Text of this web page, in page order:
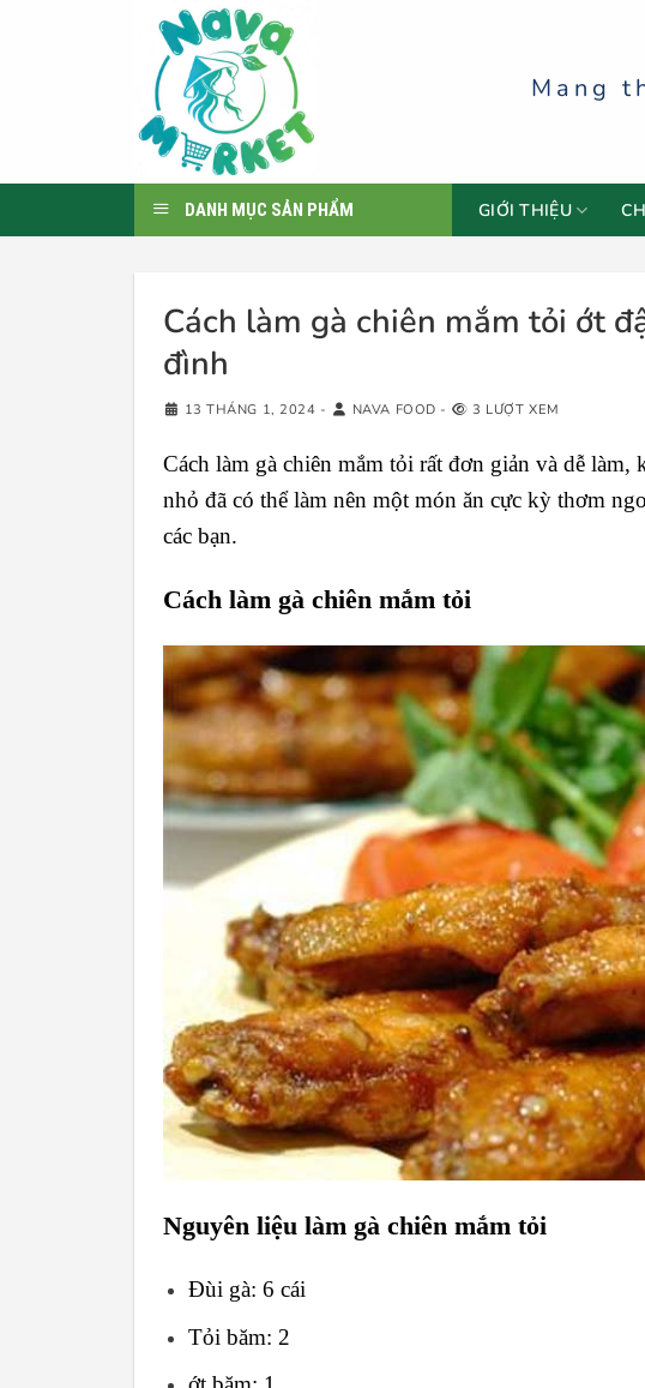
Mang
DANH MỤC SẢN PHẨM GIỚI THIỆU
Cách làm gà chiên mắm tỏi ớt
đình
13 THÁNG 1, 2024 - NAVA FOOD - 3 LƯỢT XEM
Cách làm gà chiên mắm tỏi rất đơn giản và dễ
nhỏ đã có thể làm nên một món ăn cực kỳ thơm
các bạn.
Cách làm gà chiên mắm tỏi
Nguyên liệu làm gà chiên mắm tỏi
Đùi gà: 6 cái
Tỏi băm: 2